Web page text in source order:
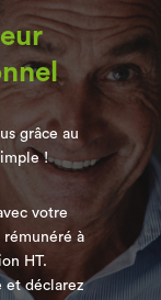
grâce au
!
votre
à
HT.
et déclarez